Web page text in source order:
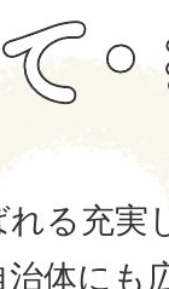
れる充
体にも